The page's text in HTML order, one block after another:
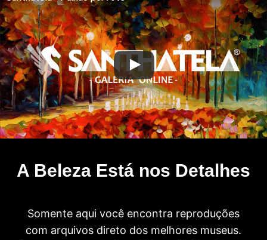
A Beleza Está nos Detalhes
Somente aqui você encontra reproduções
com arquivos direto dos melhores museus.